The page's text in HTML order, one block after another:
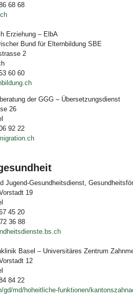
68 68
Erziehung – ElbA
Bund für Elternbildung SBE
2
60 60
der GGG – Übersetzungsdienst
26
92 22
Jugend-Gesundheitsdienst,
19
45 20
36 88
Basel – Universitäres Zentrum
12
84 22
gd/md/hoheitliche-funktionen/